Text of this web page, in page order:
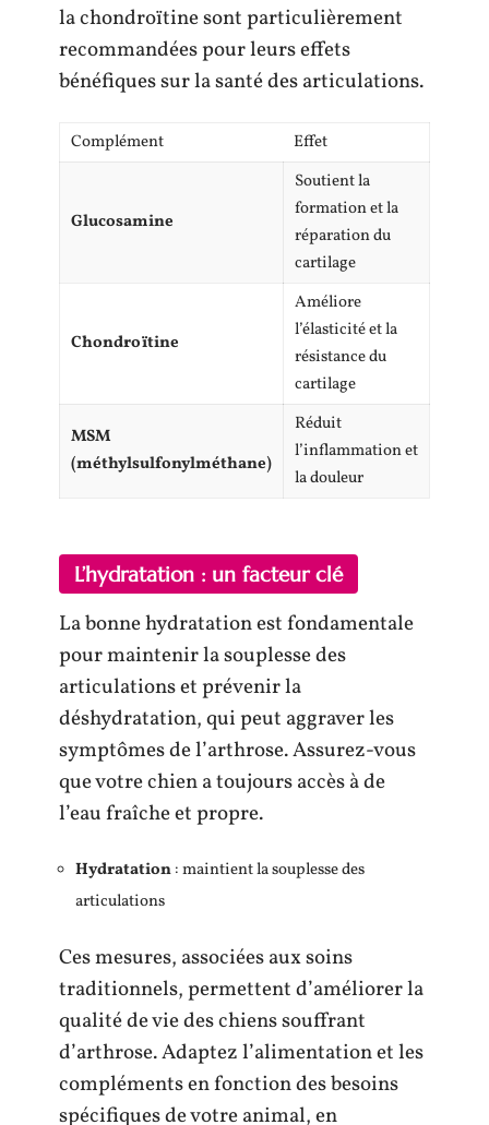
la chondroïtine sont particulièrement
recommandées pour leurs effets
bénéfiques sur la santé des articulations.
Complément Effet
Glucosamine
Soutient la
formation et la
réparation du
cartilage
Chondroïtine
Améliore
l’élasticité et la
résistance du
cartilage
MSM
(méthylsulfonylméthane)
Réduit
l’inflammation et
la douleur
L’hydratation : un facteur clé
La bonne hydratation est fondamentale
pour maintenir la souplesse des
articulations et prévenir la
déshydratation, qui peut aggraver les
symptômes de l’arthrose. Assurez-vous
que votre chien a toujours accès à de
l’eau fraîche et propre.
Hydratation: maintient la souplesse des
articulations
Ces mesures, associées aux soins
traditionnels, permettent d’améliorer la
qualité de vie des chiens souffrant
d’arthrose. Adaptez l’alimentation et les
compléments en fonction des besoins
spécifiques de votre animal, en